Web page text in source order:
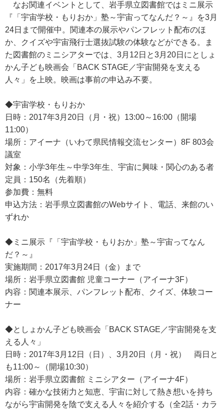
なお関連イベントとして、岩手県立図書館ではミニ展示
『「宇宙学校・もりおか」塾～宇宙ってなんだ？～』を3月
24日まで開催中。関連本の展示やパンフレット配布のほ
か、クイズや宇宙飛行士選抜試験の体験などができる。ま
た図書館のミニシアターでは、3月12日と3月20日にとしょ
かん子ども映画会「BACK STAGE／宇宙開発を支える
人々」を上映。映画は事前の申込み不要。
◆宇宙学校・もりおか
日時：2017年3月20日（月・祝）13:00～16:00（開場
11:00）
場所：アイーナ（いわて県民情報交流センター）8F 803会
議室
対象：小学3年生～中学3年生、宇宙に興味・関心のある者
定員：150名（先着順）
参加費：無料
申込方法：岩手県立図書館のWebサイト、電話、来館のい
ずれか
◆ミニ展示『「宇宙学校・もりおか」塾～宇宙ってなん
だ？～』
実施期間：2017年3月24日（金）まで
場所：岩手県立図書館 児童コーナー（アイーナ3F）
内容：関連本展示、パンフレット配布、クイズ、体験コー
ナー
◆としょかん子ども映画会「BACK STAGE／宇宙開発を支
える人々」
日時：2017年3月12日（日）、3月20日（月・祝） 両日と
も11:00～（開場10:30）
場所：岩手県立図書館 ミニシアター（アイーナ4F）
内容：確かな技術力と知恵、宇宙に対して熱き想いを持ち
ながら宇宙開発を陰で支える人々を紹介する（全2話・カラ